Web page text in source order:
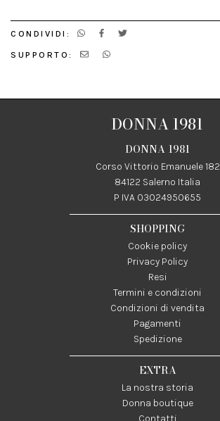
CONDIVIDI:
SUPPORTO:
DONNA 1981
DONNA 1981
Corso Vittorio Emanuele 182
84122 Salerno Italia
P IVA 03024950655
SHOPPING
Cookie policy
Privacy Policy
Resi
Termini e condizioni
Condizioni di vendita
Pagamenti
Spedizione
EXTRA
La nostra storia
Donna boutique
Contatti